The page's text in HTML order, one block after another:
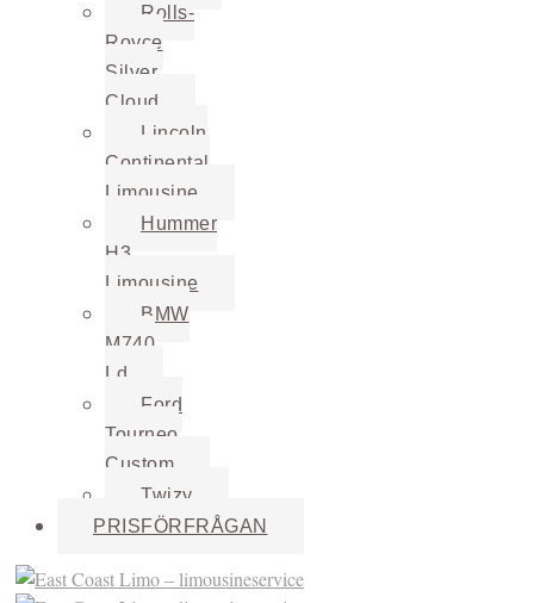
Rolls-
Royce
Silver
Cloud
Lincoln
Continental
Limousine
Hummer
H3
Limousine
BMW
M740
Ld
Ford
Tourneo
Custom
Twizy
PRISFÖRFRÅGAN